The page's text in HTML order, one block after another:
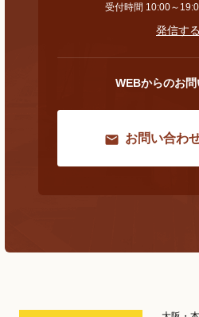
受付時間 10:00～
発信する
WEBからのお
お問い合わ